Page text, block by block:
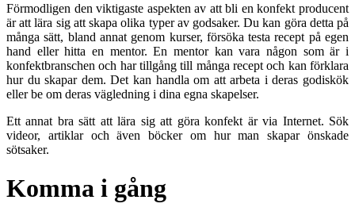
Förmodligen den viktigaste aspekten av att bli en konfekt producent
är att lära sig att skapa olika typer av godsaker. Du kan göra detta på
många sätt, bland annat genom kurser, försöka testa recept på egen
hand eller hitta en mentor. En mentor kan vara någon som är i
konfektbranschen och har tillgång till många recept och kan förklara
hur du skapar dem. Det kan handla om att arbeta i deras godiskök
eller be om deras vägledning i dina egna skapelser.
Ett annat bra sätt att lära sig att göra konfekt är via Internet. Sök
videor, artiklar och även böcker om hur man skapar önskade
sötsaker.
Komma i gång